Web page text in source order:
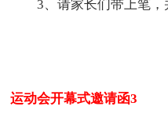
3、请家长们带上笔，
运动会开幕式邀请函3